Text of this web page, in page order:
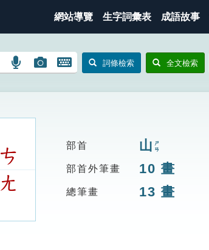
網站導覽 生字詞彙表 成語故事
語
搜
圖
圖
搜
開
鍵
詞條檢索 全文檢索
ㄘ
ㄤ
部首 山 ㄕㄢ
部首外筆畫 10 畫
總筆畫 13 畫